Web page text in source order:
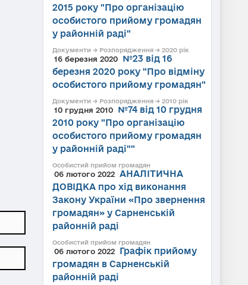
2015 року "Про організацію
особистого прийому громадян
у районній раді"
Документи → Розпорядження → 2020 рік
16 березня 2020
№23 від 16
березня 2020 року "Про відміну
особистого прийому громадян"
Документи → Розпорядження → 2010 рік
10 грудня 2010
№74 від 10 грудня
2010 року "Про організацію
особистого прийому громадян
у районній раді""
Особистий прийом громадян
06 лютого 2022
АНАЛІТИЧНА
ДОВІДКА про хід виконання
Закону України «Про звернення
громадян» у Сарненській
районній раді
Особистий прийом громадян
06 лютого 2022
Графік прийому
громадян в Сарненській
районній раді